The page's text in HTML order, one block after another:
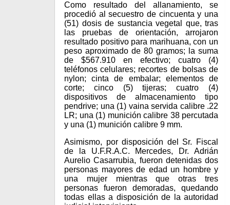
Como resultado del allanamiento, se
procedió al secuestro de cincuenta y una
(51) dosis de sustancia vegetal que, tras
las pruebas de orientación, arrojaron
resultado positivo para marihuana, con un
peso aproximado de 80 gramos; la suma
de $567.910 en efectivo; cuatro (4)
teléfonos celulares; recortes de bolsas de
nylon; cinta de embalar; elementos de
corte; cinco (5) tijeras; cuatro (4)
dispositivos de almacenamiento tipo
pendrive; una (1) vaina servida calibre .22
LR; una (1) munición calibre 38 percutada
y una (1) munición calibre 9 mm.
Asimismo, por disposición del Sr. Fiscal
de la U.F.R.A.C. Mercedes, Dr. Adrián
Aurelio Casarrubia, fueron detenidas dos
personas mayores de edad un hombre y
una mujer mientras que otras tres
personas fueron demoradas, quedando
todas ellas a disposición de la autoridad